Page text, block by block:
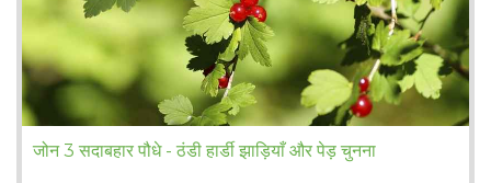
जोन 3 सदाबहार पौधे - ठंडी हार्डी झाड़ियाँ और पेड़ चुनना